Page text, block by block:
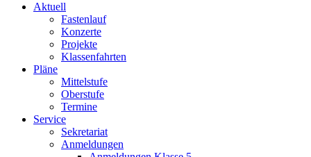
Aktuell
Fastenlauf
Konzerte
Projekte
Klassenfahrten
Pläne
Mittelstufe
Oberstufe
Termine
Service
Sekretariat
Anmeldungen